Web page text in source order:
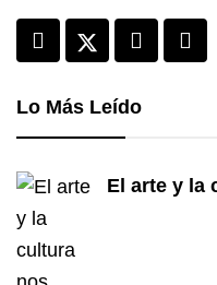
Lo Más Leído
El arte y la